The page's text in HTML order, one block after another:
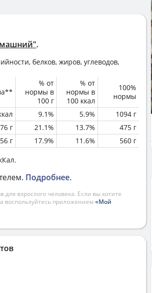
.
белков, жиров, углеводов,
% от
нормы в
100 г
% от
нормы в
100 ккал
100%
нормы
9.1% 5.9%
1094 г
76 г 21.1% 13.7%
475 г
56 г 17.9% 11.6% 560 г
Подробнее.
взрослого человека. Если вы хотите
воспользуйтесь приложением «Мой